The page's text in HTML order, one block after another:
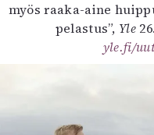
myös raaka-aine
pelastus”, Yle
yle.fi/